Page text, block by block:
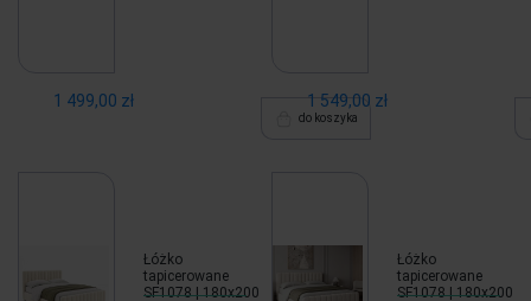
1 499,00 zł
do koszyka
1 549,00 zł
Łóżko
tapicerowane
SF1078 | 180x200
Łóżko
tapicerowane
SF1078 | 180x200